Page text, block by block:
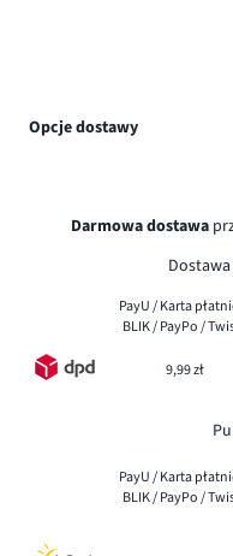
Opcje dostawy
Darmowa dostawa
PayU / Karta
BLIK / PayPo /
9,99 zł
PayU / Karta
BLIK / PayPo /